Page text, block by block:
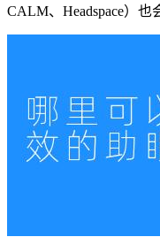
CALM、Headspace）